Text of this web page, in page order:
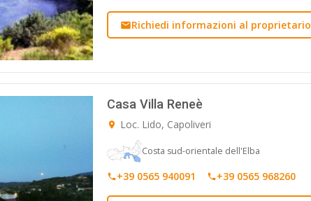
Richiedi informazioni al proprietario
Casa Villa Reneè
Loc. Lido, Capoliveri
Costa sud-orientale dell'Elba
+39 0565 940091 +39 0565 968260